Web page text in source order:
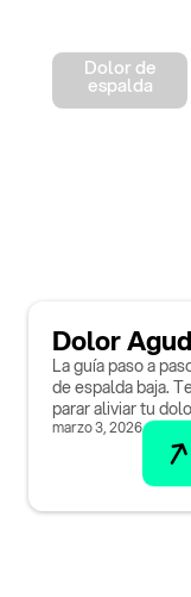
Dolor de
espalda
Dolor
La guía paso a
de espalda baja.
parar aliviar tu
marzo 3, 2026